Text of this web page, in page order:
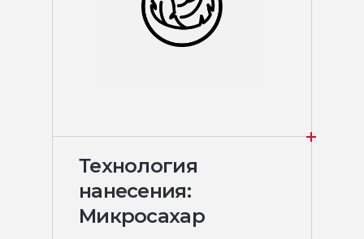
Технология
нанесения:
Микросахар